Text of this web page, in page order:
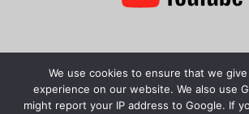
שתפו את המידע!
We use cookies to ensure that we
experience on our website. We also use
might report your IP address to Google. If